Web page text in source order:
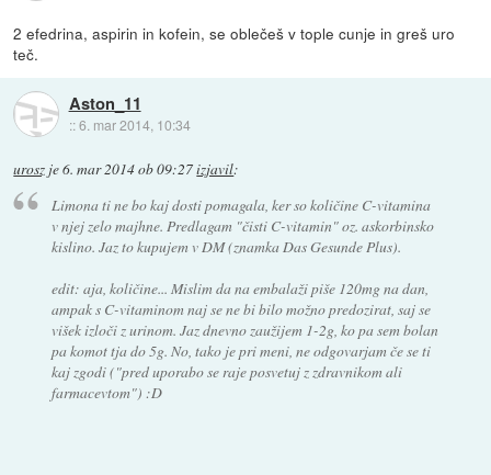
2 efedrina, aspirin in kofein, se oblečeš v tople cunje in greš uro
teč.
Aston_11
::6. mar 2014, 10:34
urosz je6. mar 2014 ob 09:27izjavil:
Limona ti ne bo kaj dosti pomagala, ker so količine C-vitamina
v njej zelo majhne. Predlagam "čisti C-vitamin" oz. askorbinsko
kislino. Jaz to kupujem v DM (znamka Das Gesunde Plus).
edit: aja, količine... Mislim da na embalaži piše 120mg na dan,
ampak s C-vitaminom naj se ne bi bilo možno predozirat, saj se
višek izloči z urinom. Jaz dnevno zaužijem 1-2g, ko pa sem bolan
pa komot tja do 5g. No, tako je pri meni, ne odgovarjam če se ti
kaj zgodi ("pred uporabo se raje posvetuj z zdravnikom ali
farmacevtom") :D